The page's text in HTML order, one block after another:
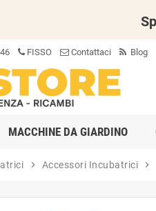
FISSO Contattaci Blog
MACCHINE DA GIARDINO
chevron_right Accessori Incubatrici chevron_right